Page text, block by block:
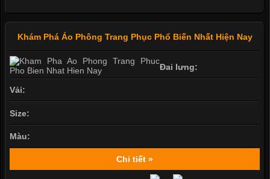
Khám Phá Áo Phông Trang Phục Phổ Biến Nhất Hiện Nay
Đai lưng:
Vải:
Size:
Màu:
Chi tiết »